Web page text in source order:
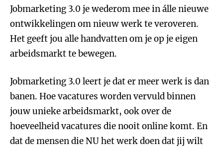
Jobmarketing 3.0 je wederom mee in álle nieuwe
ontwikkelingen om nieuw werk te veroveren.
Het geeft jou alle handvatten om je op je eigen
arbeidsmarkt te bewegen.
Jobmarketing 3.0 leert je dat er meer werk is dan
banen. Hoe vacatures worden vervuld binnen
jouw unieke arbeidsmarkt, ook over de
hoeveelheid vacatures die nooit online komt. En
dat de mensen die NU het werk doen dat jij wilt